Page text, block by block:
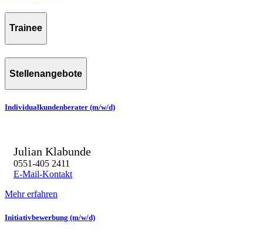
Trainee
Stellenangebote
Individualkundenberater (m/w/d)
Julian Klabunde
0551-405 2411
E-Mail-Kontakt
Mehr erfahren
Initiativbewerbung (m/w/d)